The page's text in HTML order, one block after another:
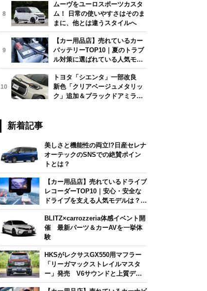
8
ムーヴをユーロスポーツカスタ
ム！ 日常の使いやすさはそのま
まに、他とは違うスタイルへ
9
【カー用品店】売れているカー
バッテリーTOP10｜夏のトラブ
ル対策に選ばれている人気モデ
ルは？【2026年6月版】
10
トヨタ「シエンタ」一部改良
新色「クリアベージュメタリッ
ク」追加＆ブラックドアミラー
新着記事
美しさと機能性の両立!?日産セレナ
オーテックのSNSでの絶賛ポイン
トとは？
【カー用品店】売れているドライブ
レコーダーTOP10｜安心・安全な
ドライブを支える人気モデルは？
【2026年6月版】
BLITZ×carrozzeria体感イベント開
催 最新パーツ＆カーAVを一挙体
験
HKSがレクサスGX550用マフラー
「リーガマックストレイルマスタ
ー」発売 V6サウンドと上質デザ
インを両立